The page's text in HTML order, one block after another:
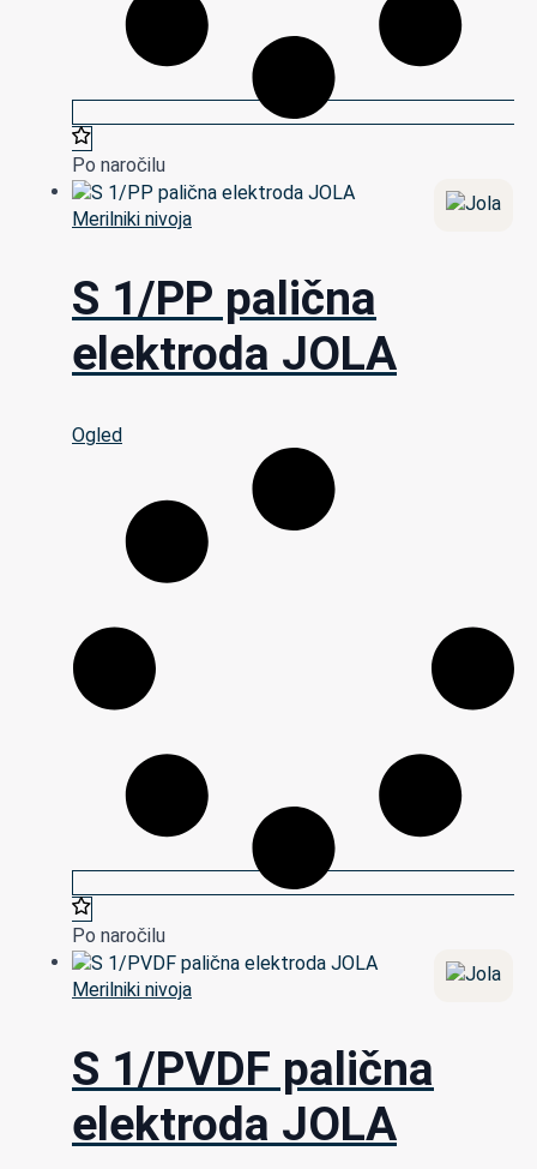
Po naročilu
Merilniki nivoja
S 1/PP palična
elektroda JOLA
Ogled
Po naročilu
Merilniki nivoja
S 1/PVDF palična
elektroda JOLA